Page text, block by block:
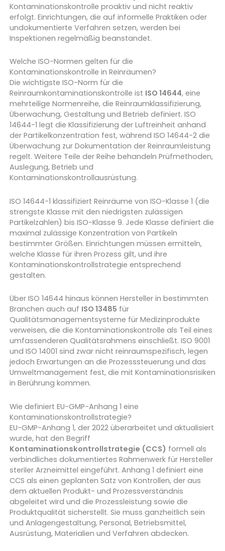
Kontaminationskontrolle proaktiv und nicht reaktiv
erfolgt. Einrichtungen, die auf informelle Praktiken oder
undokumentierte Verfahren setzen, werden bei
Inspektionen regelmäßig beanstandet.
Welche ISO-Normen gelten für die
Kontaminationskontrolle in Reinräumen?
Die wichtigste ISO-Norm für die
Reinraumkontaminationskontrolle ist ISO 14644, eine
mehrteilige Normenreihe, die Reinraumklassifizierung,
Überwachung, Gestaltung und Betrieb definiert. ISO
14644-1 legt die Klassifizierung der Luftreinheit anhand
der Partikelkonzentration fest, während ISO 14644-2 die
Überwachung zur Dokumentation der Reinraumleistung
regelt. Weitere Teile der Reihe behandeln Prüfmethoden,
Auslegung, Betrieb und
Kontaminationskontrollausrüstung.
ISO 14644-1 klassifiziert Reinräume von ISO-Klasse 1 (die
strengste Klasse mit den niedrigsten zulässigen
Partikelzahlen) bis ISO-Klasse 9. Jede Klasse definiert die
maximal zulässige Konzentration von Partikeln
bestimmter Größen. Einrichtungen müssen ermitteln,
welche Klasse für ihren Prozess gilt, und ihre
Kontaminationskontrollstrategie entsprechend
gestalten.
Über ISO 14644 hinaus können Hersteller in bestimmten
Branchen auch auf ISO 13485 für
Qualitätsmanagementsysteme für Medizinprodukte
verweisen, die die Kontaminationskontrolle als Teil eines
umfassenderen Qualitätsrahmens einschließt. ISO 9001
und ISO 14001 sind zwar nicht reinraumspezifisch, legen
jedoch Erwartungen an die Prozesssteuerung und das
Umweltmanagement fest, die mit Kontaminationsrisiken
in Berührung kommen.
Wie definiert EU-GMP-Anhang 1 eine
Kontaminationskontrollstrategie?
EU-GMP-Anhang 1, der 2022 überarbeitet und aktualisiert
wurde, hat den Begriff
Kontaminationskontrollstrategie (CCS) formell als
verbindliches dokumentiertes Rahmenwerk für Hersteller
steriler Arzneimittel eingeführt. Anhang 1 definiert eine
CCS als einen geplanten Satz von Kontrollen, der aus
dem aktuellen Produkt- und Prozessverständnis
abgeleitet wird und die Prozessleistung sowie die
Produktqualität sicherstellt. Sie muss ganzheitlich sein
und Anlagengestaltung, Personal, Betriebsmittel,
Ausrüstung, Materialien und Verfahren abdecken.